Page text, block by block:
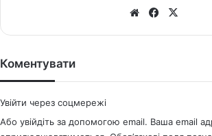
We
Fa
Коментувати
Увійти через соцмережі
Або увійдіть за допомогою email. Ваша email